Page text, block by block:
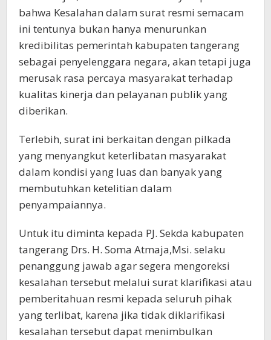
bahwa Kesalahan dalam surat resmi semacam
ini tentunya bukan hanya menurunkan
kredibilitas pemerintah kabupaten tangerang
sebagai penyelenggara negara, akan tetapi juga
merusak rasa percaya masyarakat terhadap
kualitas kinerja dan pelayanan publik yang
diberikan.
Terlebih, surat ini berkaitan dengan pilkada
yang menyangkut keterlibatan masyarakat
dalam kondisi yang luas dan banyak yang
membutuhkan ketelitian dalam
penyampaiannya.
Untuk itu diminta kepada PJ. Sekda kabupaten
tangerang Drs. H. Soma Atmaja,Msi. selaku
penanggung jawab agar segera mengoreksi
kesalahan tersebut melalui surat klarifikasi atau
pemberitahuan resmi kepada seluruh pihak
yang terlibat, karena jika tidak diklarifikasi
kesalahan tersebut dapat menimbulkan